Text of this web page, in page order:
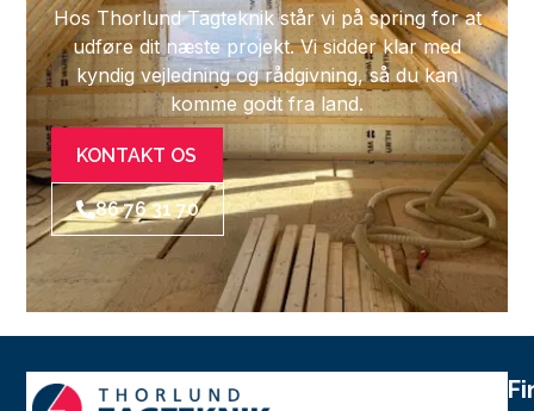
Hos Thorlund Tagteknik står vi på spring for at
udføre dit næste projekt. Vi sidder klar med
kyndig vejledning og rådgivning, så du kan
komme godt fra land.
KONTAKT OS
86 76 31 70